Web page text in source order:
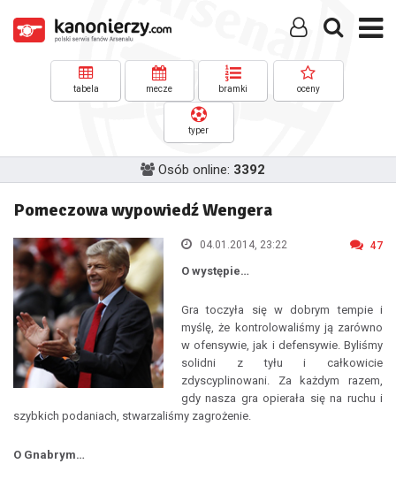
tabela mecze bramki oceny
typer
Osób online: 3392
Pomeczowa wypowiedź Wengera
04.01.2014, 23:22 47
O występie…
Gra toczyła się w dobrym tempie i
myślę, że kontrolowaliśmy ją zarówno
w ofensywie, jak i defensywie. Byliśmy
solidni z tyłu i całkowicie
zdyscyplinowani. Za każdym razem,
gdy nasza gra opierała się na ruchu i
szybkich podaniach, stwarzaliśmy zagrożenie.
O Gnabrym…